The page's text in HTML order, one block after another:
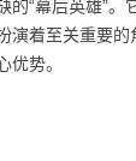
“幕后英雄”。
着至关重要
势。